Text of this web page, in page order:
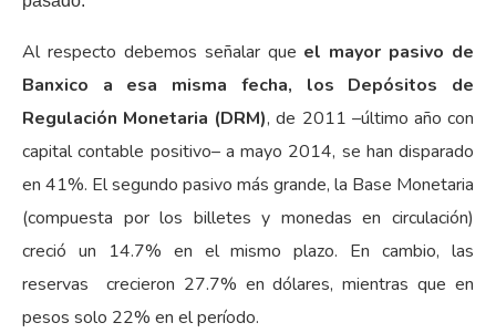
Al respecto debemos señalar que el mayor pasivo de
Banxico a esa misma fecha, los Depósitos de
Regulación Monetaria (DRM), de 2011 –último año con
capital contable positivo– a mayo 2014, se han disparado
en 41%. El segundo pasivo más grande, la Base Monetaria
(compuesta por los billetes y monedas en circulación)
creció un 14.7% en el mismo plazo. En cambio, las
reservas crecieron 27.7% en dólares, mientras que en
pesos solo 22% en el período.